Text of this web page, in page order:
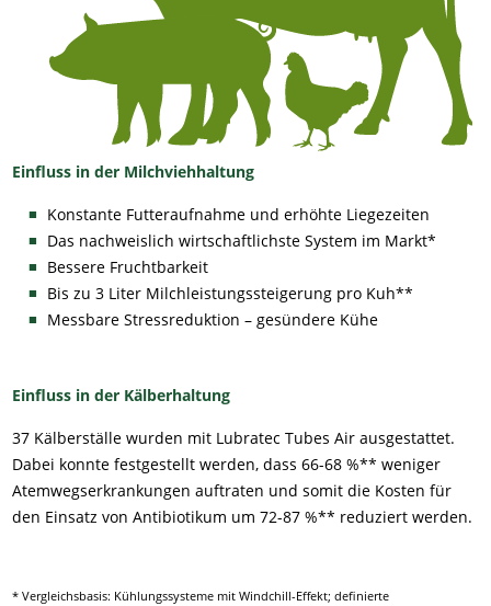
Einfluss in der Milchviehhaltung
Konstante Futteraufnahme und erhöhte Liegezeiten
Das nachweislich wirtschaftlichste System im Markt*
Bessere Fruchtbarkeit
Bis zu 3 Liter Milchleistungssteigerung pro Kuh**
Messbare Stressreduktion – gesündere Kühe
Einfluss in der Kälberhaltung
37 Kälberställe wurden mit Lubratec Tubes Air ausgestattet.
Dabei konnte festgestellt werden, dass 66-68 %** weniger
Atemwegserkrankungen auftraten und somit die Kosten für
den Einsatz von Antibiotikum um 72-87 %** reduziert werden.
* Vergleichsbasis: Kühlungssysteme mit Windchill-Effekt; definierte